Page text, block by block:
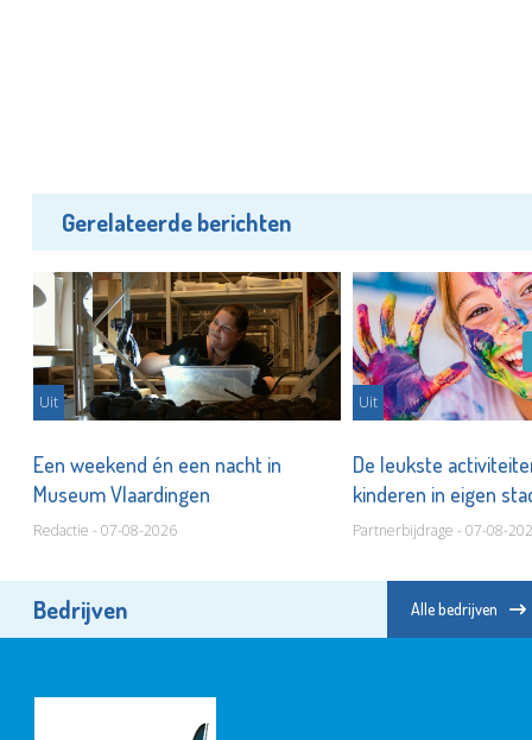
Gerelateerde berichten
Uit
Een weekend én een nacht in
Museum Vlaardingen
Redactie - 07-08-2026
Uit
De leukste
kinderen in eigen
Partnerbijdrage - 07-08-
Bedrijven Alle bedrijven